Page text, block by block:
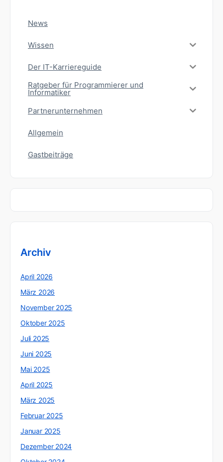
News
Wissen
Der IT-Karriereguide
Ratgeber für Programmierer und
Informatiker
Partnerunternehmen
Allgemein
Gastbeiträge
Archiv
April 2026
März 2026
November 2025
Oktober 2025
Juli 2025
Juni 2025
Mai 2025
April 2025
März 2025
Februar 2025
Januar 2025
Dezember 2024